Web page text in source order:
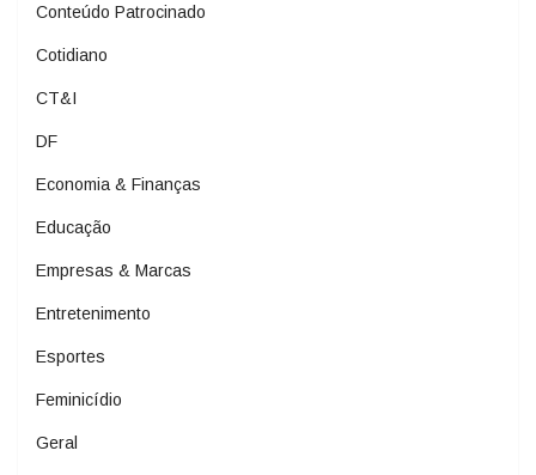
Conteúdo Patrocinado
Cotidiano
CT&I
DF
Economia & Finanças
Educação
Empresas & Marcas
Entretenimento
Esportes
Feminicídio
Geral